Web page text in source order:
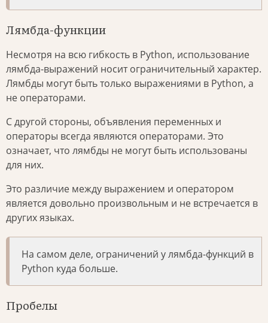
Лямбда-функции
Несмотря на всю гибкость в Python, использование
лямбда-выражений носит ограничительный характер.
Лямбды могут быть только выражениями в Python, а
не операторами.
С другой стороны, объявления переменных и
операторы всегда являются операторами. Это
означает, что лямбды не могут быть использованы
для них.
Это различие между выражением и оператором
является довольно произвольным и не встречается в
других языках.
На самом деле, ограничений у лямбда-функций в
Python куда больше.
Пробелы